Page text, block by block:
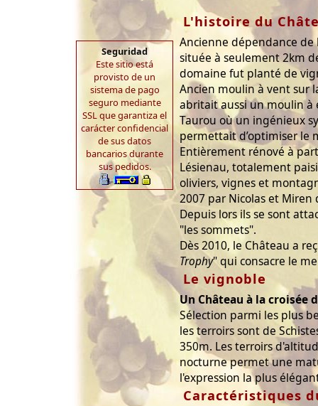
Seguridad
Este sitio está
provisto de un
sistema de pago
seguro mediante
SSL que garantiza el
carácter confidencial
de sus datos
bancarios durante
sus pedidos.
L'histoire du
Ancienne dépendance
située à seulement 2km
domaine fut planté de
Ancien moulin à vent sur
abritait aussi un moulin à
Taurou où un ingénieux
permettait d’optimiser le
Entièrement rénové à
Lésienau, totalement
oliviers, vignes et
2007 par Nicolas et Miren
Depuis lors ils se sont
"les sommets".
Dès 2010, le Château a
Trophy" qui consacre le
Le vignoble
Un Château à la croisée
Sélection parmi les plus
les terroirs sont de
350m. Les terroirs
nocturne permet une
l'expression la plus
Caractéristiques